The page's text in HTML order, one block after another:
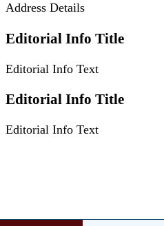
Address Details
Editorial Info Title
Editorial Info Text
Editorial Info Title
Editorial Info Text